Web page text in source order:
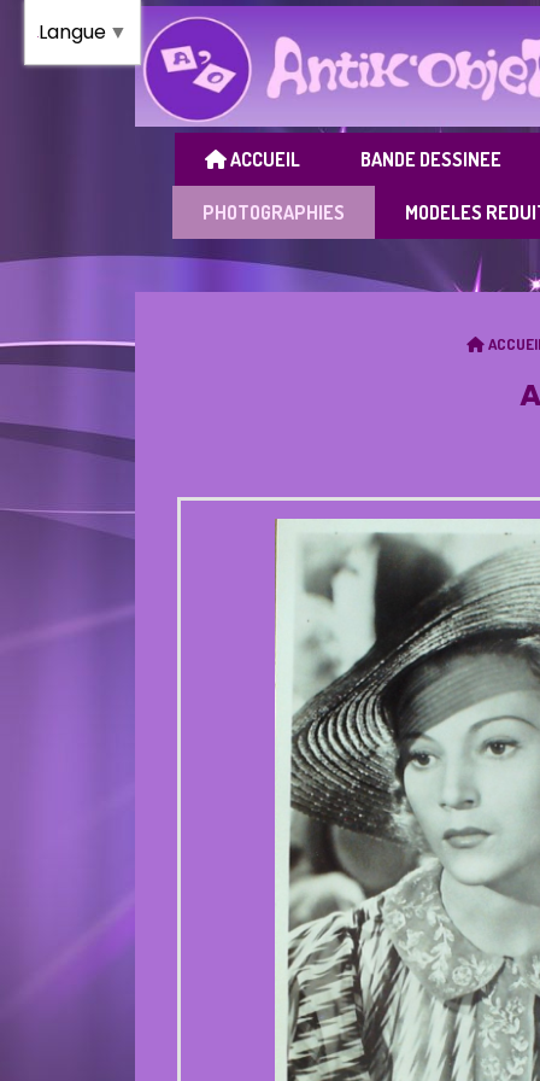
ACCUEIL BANDE DESSINEE
PHOTOGRAPHIES MODELES
Langue ▼
Panneau de gestion des cookies